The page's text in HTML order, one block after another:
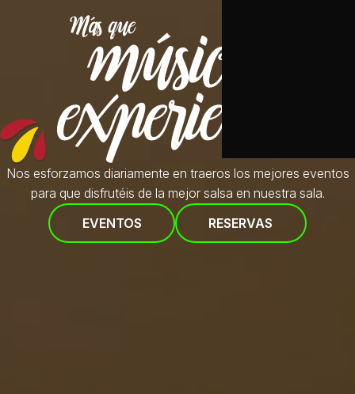
Nos esforzamos diariamente en traeros los mejores eventos
para que disfrutéis de la mejor salsa en nuestra sala.
EVENTOS
RESERVAS